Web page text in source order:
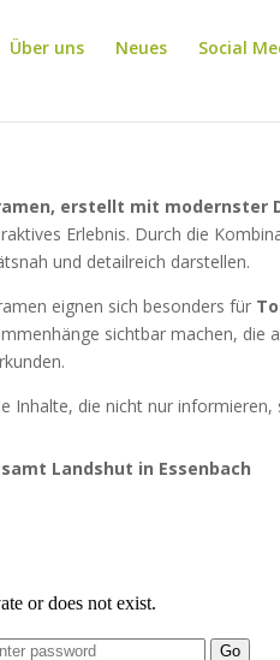
Über uns Neues Social
erstellt mit modernster
Erlebnis. Durch die
und detailreich darstellen.
eignen sich besonders für
sichtbar machen, die
Inhalte, die nicht nur
Landshut in Essenbach